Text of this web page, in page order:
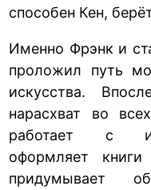
способен Кен,
Именно Фрэнк и
проложил путь
искусства.
нарасхват во
работает с
оформляет
придумывает